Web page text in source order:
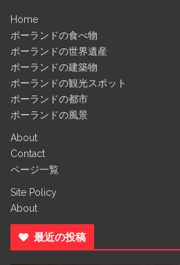
Home
ポーランドの食べ物
ポーランドの世界遺産
ポーランドの建築物
ポーランドの観光スポット
ポーランドの都市
ポーランドの風景
About
Contact
ページ一覧
Site Policy
About
最近の投稿